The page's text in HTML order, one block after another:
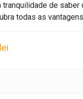
tranquilidade de
todas as